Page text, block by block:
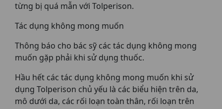
từng bị quá mẫn với Tolperison.
Tác dụng không mong muốn
Thông báo cho bác sỹ các tác dụng không mong
muốn gặp phải khi sử dụng thuốc.
Hầu hết các tác dụng không mong muốn khi sử
dụng Tolperison chủ yếu là các biểu hiện trên da,
mô dưới da, các rối loạn toàn thân, rối loạn trên